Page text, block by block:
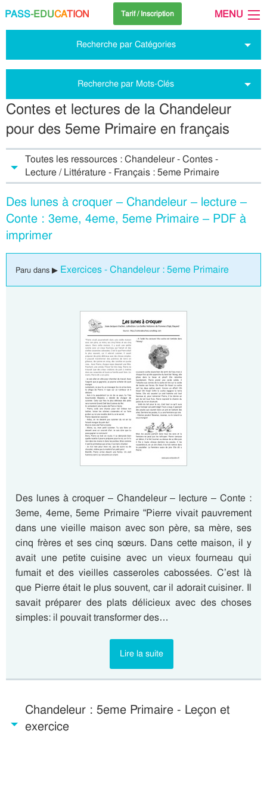
PASS-EDUCATION Tarif / Inscription MENU
Recherche par Catégories
Recherche par Mots-Clés
Contes et lectures de la Chandeleur
pour des 5eme Primaire en français
Toutes les ressources : Chandeleur - Contes -
Lecture / Littérature - Français : 5eme Primaire
Des lunes à croquer – Chandeleur – lecture –
Conte : 3eme, 4eme, 5eme Primaire – PDF à
imprimer
Paru dans ▶ Exercices - Chandeleur : 5eme Primaire
Des lunes à croquer – Chandeleur – lecture – Conte :
3eme, 4eme, 5eme Primaire “Pierre vivait pauvrement
dans une vieille maison avec son père, sa mère, ses
cinq frères et ses cinq sœurs. Dans cette maison, il y
avait une petite cuisine avec un vieux fourneau qui
fumait et des vieilles casseroles cabossées. C’est là
que Pierre était le plus souvent, car il adorait cuisiner. Il
savait préparer des plats délicieux avec des choses
simples: il pouvait transformer des…
Lire la suite
Chandeleur : 5eme Primaire - Leçon et
exercice